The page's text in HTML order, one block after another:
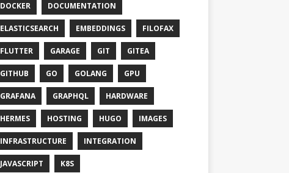
DOCKER DOCUMENTATION
ELASTICSEARCH EMBEDDINGS FILOFAX
FLUTTER GARAGE GIT GITEA
GITHUB GO GOLANG GPU
GRAFANA GRAPHQL HARDWARE
HERMES HOSTING HUGO IMAGES
INFRASTRUCTURE INTEGRATION
JAVASCRIPT K8S